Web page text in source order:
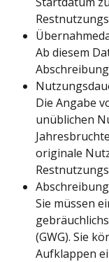
Ab diesem
Die Angabe
unüblichen
originale
Sie müssen
(GWG). Sie
Aufklappen